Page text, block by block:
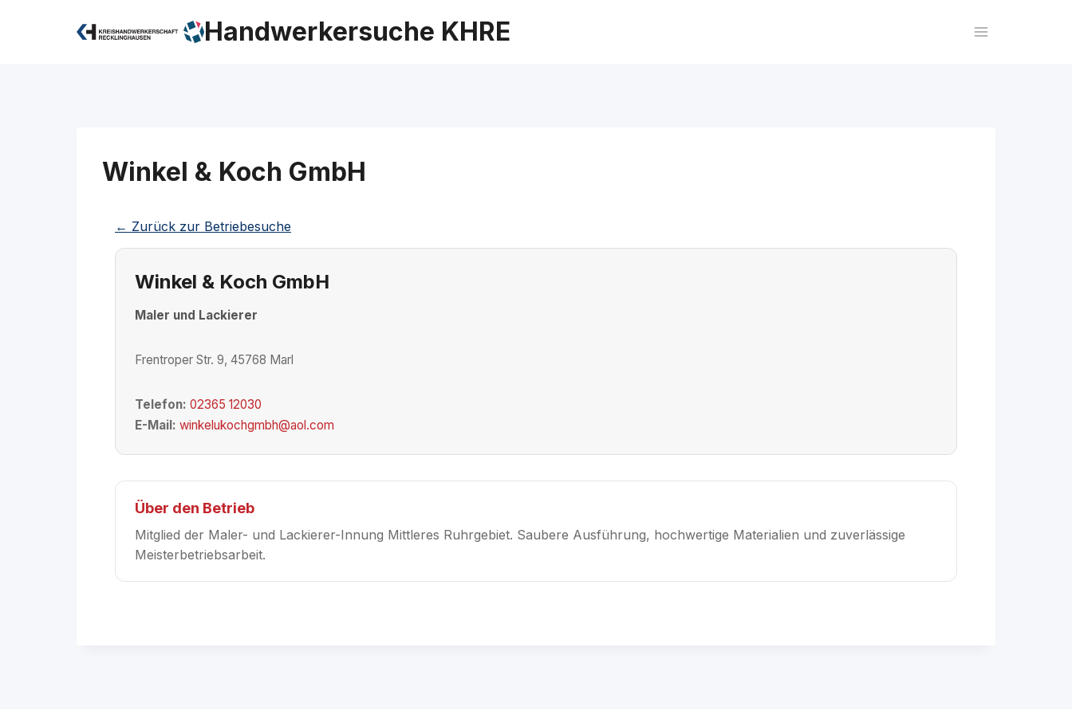
Handwerkersuche KHRE
Winkel & Koch GmbH
← Zurück zur Betriebesuche
Winkel & Koch GmbH
Maler und Lackierer
Frentroper Str. 9, 45768 Marl
Telefon: 02365 12030
E-Mail: winkelukochgmbh@aol.com
Über den Betrieb
Mitglied der Maler- und Lackierer-Innung Mittleres Ruhrgebiet. Saubere Ausführung, hochwertige Materialien und zuverlässige
Meisterbetriebsarbeit.